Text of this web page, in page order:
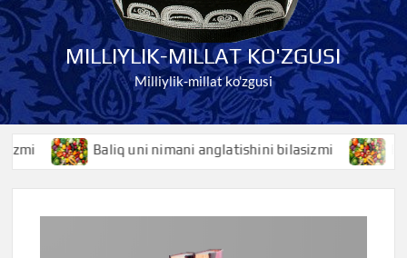
MILLIYLIK-MILLAT KO'ZGUSI
Milliylik-millat ko'zgusi
Baliq uni nimani anglatishini bilasizmi